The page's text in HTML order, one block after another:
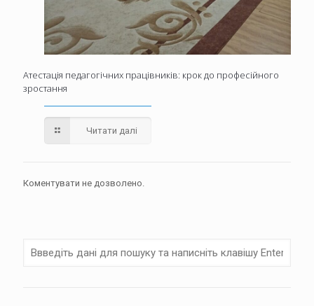
Атестація педагогічних працівників: крок до професійного
зростання
Читати далі
Коментувати не дозволено.